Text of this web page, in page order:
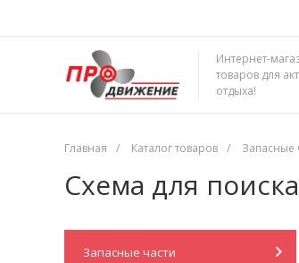
Интернет-
товаров для
отдыха!
Главная / Каталог товаров / Запасные
Схема для
Запасные части